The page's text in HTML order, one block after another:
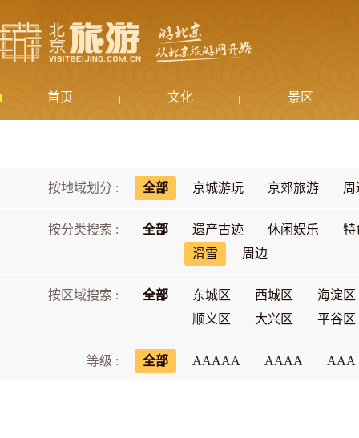
首页 文化 景区
按地域划分 : 全部 京城游玩 京郊旅游 周
按分类搜索 : 全部 遗产古迹 休闲娱乐
特
滑雪
周边
按区域搜索 : 全部 东城区 西城区
海淀区
顺义区
大兴区 平谷区
等级 : 全部 AAAAA AAAA AAA